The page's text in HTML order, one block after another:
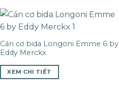
Cán cơ bida Longoni Emme 6 by
Eddy Merckx
XEM CHI TIẾT